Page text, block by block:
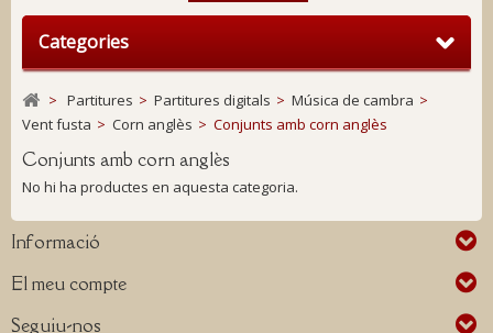
Categories
> Partitures > Partitures digitals > Música de cambra >
Vent fusta > Corn anglès > Conjunts amb corn anglès
Conjunts amb corn anglès
No hi ha productes en aquesta categoria.
Informació
El meu compte
Seguiu-nos